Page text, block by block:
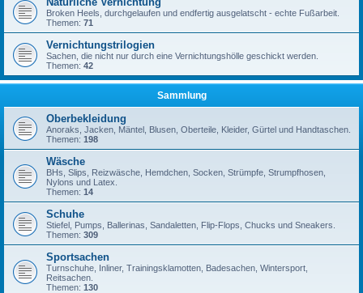
Broken Heels, durchgelaufen und endfertig ausgelatscht - echte Fußarbeit.
Themen: 71
Vernichtungstrilogien
Sachen, die nicht nur durch eine Vernichtungshölle geschickt werden.
Themen: 42
Sammlung
Oberbekleidung
Anoraks, Jacken, Mäntel, Blusen, Oberteile, Kleider, Gürtel und Handtaschen.
Themen: 198
Wäsche
BHs, Slips, Reizwäsche, Hemdchen, Socken, Strümpfe, Strumpfhosen,
Nylons und Latex.
Themen: 14
Schuhe
Stiefel, Pumps, Ballerinas, Sandaletten, Flip-Flops, Chucks und Sneakers.
Themen: 309
Sportsachen
Turnschuhe, Inliner, Trainingsklamotten, Badesachen, Wintersport,
Reitsachen.
Themen: 130